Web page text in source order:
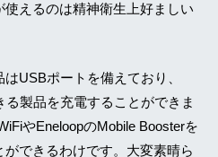
えるのは精神衛生上好ましい
USBポートを備えており、
製品を充電することができま
やEneloopのMobile Boosterを
できるわけです。大変素晴ら